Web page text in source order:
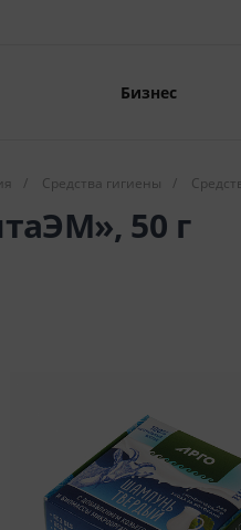
Бизнес
/ Средства гигиены /
50 г